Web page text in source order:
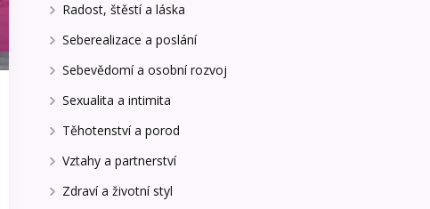
Radost, štěstí a láska
Seberealizace a poslání
Sebevědomí a osobní rozvoj
Sexualita a intimita
Těhotenství a porod
Vztahy a partnerství
Zdraví a životní styl